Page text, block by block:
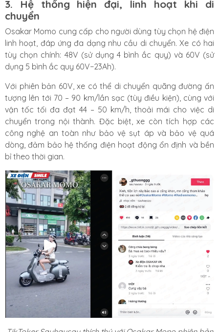
3. Hệ thống hiện đại, linh hoạt khi di
chuyển
Osakar Momo cung cấp cho người dùng tùy chọn hệ điện
linh hoạt, đáp ứng đa dạng nhu cầu di chuyển. Xe có hai
tùy chọn chính: 48V (sử dụng 4 bình ắc quy) và 60V (sử
dụng 5 bình ắc quy 60V−23Ah).
Với phiên bản 60V, xe có thể di chuyển quãng đường ấn
tượng lên tới 70 – 90 km/lần sạc (tùy điều kiện), cùng với
vận tốc tối đa đạt 44 – 50 km/h, thoải mái cho việc di
chuyển trong nội thành. Đặc biệt, xe còn tích hợp các
công nghệ an toàn như bảo vệ sụt áp và bảo vệ quá
dòng, đảm bảo hệ thống điện hoạt động ổn định và bền
bỉ theo thời gian.